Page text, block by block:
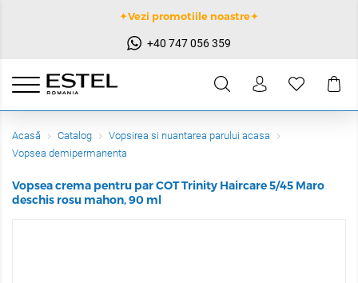
✦Vezi promotiile noastre✦
+40 747 056 359
Acasă Catalog
Vopsirea si nuantarea parului acasa
Vopsea demipermanenta
Vopsea crema pentru par COT Trinity Haircare 5/45 Maro
deschis rosu mahon, 90 ml